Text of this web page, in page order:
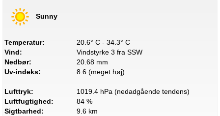
Sunny
Temperatur:
20.6° C - 34.3° C
Vind:
Vindstyrke 3 fra SSW
Nedbør:
20.68 mm
Uv-indeks:
8.6 (meget høj)
Lufttryk:
1019.4 hPa (nedadgående tendens)
Luftfugtighed:
84 %
Sigtbarhed:
9.6 km